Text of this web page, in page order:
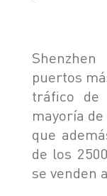
puertos
tráfico de
mayoría
que
de los
se venden